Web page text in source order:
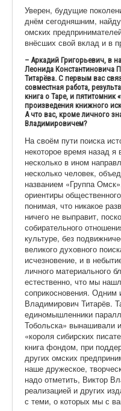
Уверен, будущие
днём сегодняшним,
омских
внёсших свой вклад и в
– Аркадий Григорьевич, в
Леонида Константиновича
Титарёва. С первым вас
совместная работа,
книга о Таре, и пятитомник
произведения книжного
А что вас, кроме личного
Владимировичем?
На своём пути поиска
некоторое время назад
несколько в ином
несколько человек,
названием «Группа
ориентиры
понимая, что никакое
ничего не выправит,
собирательного
культуре, без
великого духовного
исчезновение, и в
личного материального
естественно, что мы
соприкосновения.
Владимирович Титарёв.
единомышленники
Тобольска» вынашивали
«короля сибирских
книга фондом, при
других омских
наше дружеское,
надо отметить, Виктор
реализацией и других
с теми, о которых мы с